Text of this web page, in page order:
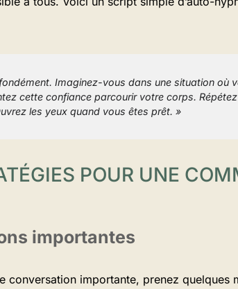
Imaginez-vous dans une situation où
cette confiance parcourir votre corps. Répétez
les yeux quand vous êtes prêt. »
POUR UNE
importantes
conversation importante, prenez quelques